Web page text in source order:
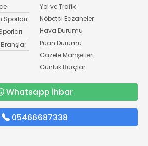
Sporları
Branşlar
Yol ve Trafik
Nöbetçi Eczaneler
Hava Durumu
Puan Durumu
Gazete Manşetleri
Günlük Burçlar
Whatsapp İhbar
05466687338